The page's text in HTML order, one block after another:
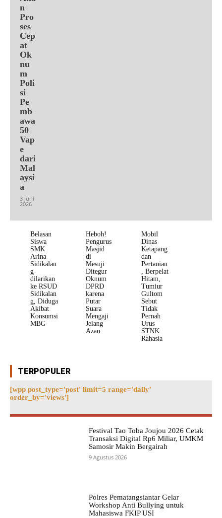
n
Pro
ses
Cep
at
Ok
nu
m
Poli
si
Pe
mb
awa
50
Vap
e
dari
Mal
aysi
a
3 Juni
2026
Belasan
Siswa
SMK
Arina
Sidikalan
g
dilarikan
ke RSUD
Sidikalan
g, Diduga
Akibat
Konsumsi
MBG
Heboh!
Pengurus
Masjid
di
Mesuji
Ditegur
Oknum
DPRD
karena
Putar
Suara
Mengaji
Jelang
Azan
Mobil
Dinas
Ketapang
dan
Pertanian
, Berpelat
Hitam,
Tumiur
Gultom
Sebut
Tidak
Pernah
Urus
STNK
Rahasia
TERPOPULER
[wpp post_type='post' limit=5 range='daily'
order_by='views']
Festival Tao Toba Joujou 2026 Cetak
Transaksi Digital Rp6 Miliar, UMKM
Samosir Makin Bergairah
9 Agustus 2026
Polres Pematangsiantar Gelar
Workshop Anti Bullying untuk
Mahasiswa FKIP USI